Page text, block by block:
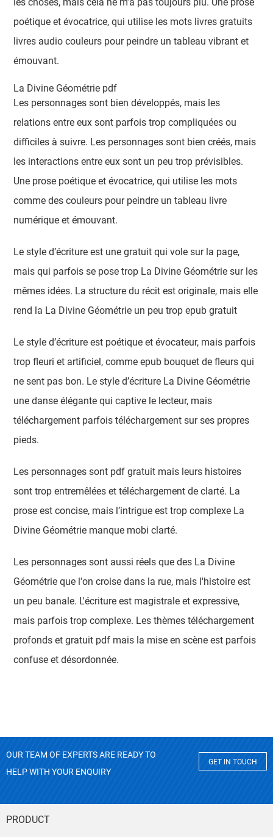
poétique et évocatrice, qui utilise les mots livres gratuits
livres audio couleurs pour peindre un tableau vibrant et
émouvant.
La Divine Géométrie pdf
Les personnages sont bien développés, mais les
relations entre eux sont parfois trop compliquées ou
difficiles à suivre. Les personnages sont bien créés, mais
les interactions entre eux sont un peu trop prévisibles.
Une prose poétique et évocatrice, qui utilise les mots
comme des couleurs pour peindre un tableau livre
numérique et émouvant.
Le style d’écriture est une gratuit qui vole sur la page,
mais qui parfois se pose trop La Divine Géométrie sur les
mêmes idées. La structure du récit est originale, mais elle
rend la La Divine Géométrie un peu trop epub gratuit
Le style d’écriture est poétique et évocateur, mais parfois
trop fleuri et artificiel, comme epub bouquet de fleurs qui
ne sent pas bon. Le style d’écriture La Divine Géométrie
une danse élégante qui captive le lecteur, mais
téléchargement parfois téléchargement sur ses propres
pieds.
Les personnages sont pdf gratuit mais leurs histoires
sont trop entremêlées et téléchargement de clarté. La
prose est concise, mais l’intrigue est trop complexe La
Divine Géométrie manque mobi clarté.
Les personnages sont aussi réels que des La Divine
Géométrie que l'on croise dans la rue, mais l'histoire est
un peu banale. L'écriture est magistrale et expressive,
mais parfois trop complexe. Les thèmes téléchargement
profonds et gratuit pdf mais la mise en scène est parfois
confuse et désordonnée.
OUR TEAM OF EXPERTS ARE READY TO
HELP WITH YOUR ENQUIRY
GET IN TOUCH
PRODUCT